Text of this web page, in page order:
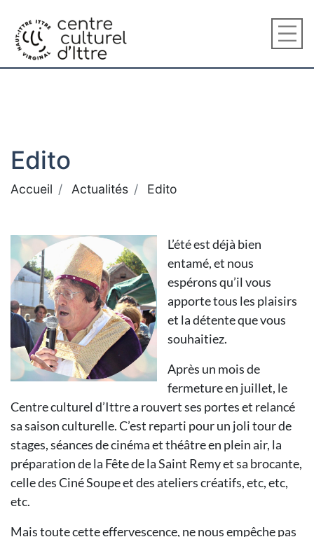
Edito
Accueil Actualités Edito
L’été est déjà bien
entamé, et nous
espérons qu’il vous
apporte tous les plaisirs
et la détente que vous
souhaitiez.
Après un mois de
fermeture en juillet, le
Centre culturel d’Ittre a rouvert ses portes et relancé
sa saison culturelle. C’est reparti pour un joli tour de
stages, séances de cinéma et théâtre en plein air, la
préparation de la Fête de la Saint Remy et sa brocante,
celle des Ciné Soupe et des ateliers créatifs, etc, etc,
etc.
Mais toute cette effervescence, ne nous empêche pas